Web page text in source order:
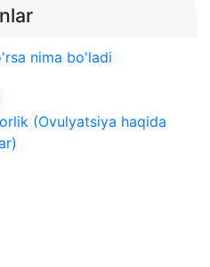
nima bo'ladi
(Ovulyatsiya haqida